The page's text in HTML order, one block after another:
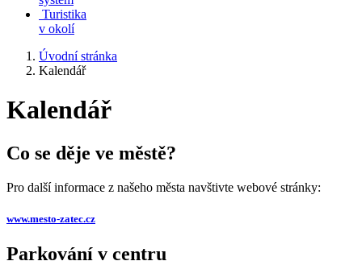
Turistika
v okolí
Úvodní stránka
Kalendář
Kalendář
Co se děje ve městě?
Pro další informace z našeho města navštivte webové stránky:
www.mesto-zatec.cz
Parkování v centru